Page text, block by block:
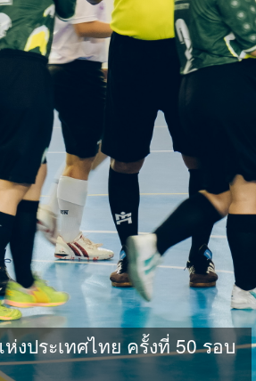
ประเทศไทย ครั้งที่ 50 รอบ